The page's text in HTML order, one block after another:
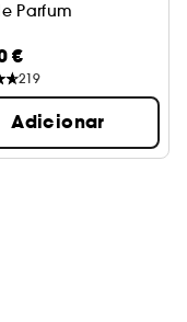
Parfum
€
219
Adicionar